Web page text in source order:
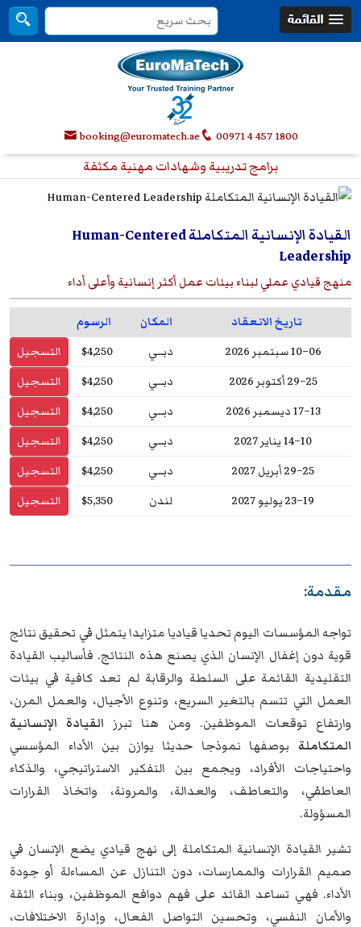
00971 4 457 1800
booking@euromatech.ae
برامج تدريبية وشهادات مهنية مكثفة
القيادة الإنسانية المتكاملة Human-Centered
Leadership
منهج قيادي عملي لبناء بيئات عمل أكثر إنسانية وأعلى أداء
تاريخ الانعقاد المكان
الرسوم
06–10 سبتمبر 2026
دبــي $4,250
التسجيل
25–29 أكتوبر 2026
دبــي $4,250
التسجيل
13–17 ديسمبر 2026
دبــي $4,250
التسجيل
10–14 يناير 2027
دبــي $4,250
التسجيل
25–29 أبريل 2027
دبــي $4,250
التسجيل
19–23 يوليو 2027
لندن $5,350 التسجيل
مقدمة:
تواجه المؤسسات اليوم تحديا قياديا متزايدا يتمثل في تحقيق نتائج
قوية دون إغفال الإنسان الذي يصنع هذه النتائج. فأساليب القيادة
التقليدية القائمة على السلطة والرقابة لم تعد كافية في بيئات
العمل التي تتسم بالتغير السريع، وتنوع الأجيال، والعمل المرن،
وارتفاع توقعات الموظفين. ومن هنا تبرز القيادة الإنسانية
المتكاملة بوصفها نموذجا حديثا يوازن بين الأداء المؤسسي
واحتياجات الأفراد، ويجمع بين التفكير الاستراتيجي، والذكاء
العاطفي، والتعاطف، والعدالة، والمرونة، واتخاذ القرارات
المسؤولة.
تشير القيادة الإنسانية المتكاملة إلى نهج قيادي يضع الإنسان في
صميم القرارات والممارسات، دون التنازل عن المساءلة أو جودة
الأداء. فهي تساعد القائد على فهم دوافع الموظفين، وبناء الثقة
والأمان النفسي، وتحسين التواصل الفعال، وإدارة الاختلافات،